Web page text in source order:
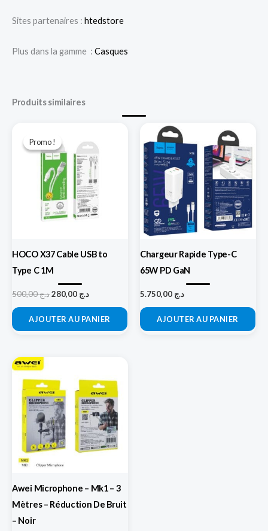
Sites partenaires : htedstore
Plus dans la gamme : Casques
Produits similaires
Promo !
Promo !
HOCO X37 Cable USB to
Type C 1M
د.ج500,00
prix
initial
était :
د.ج 500,00.
د.ج
actuel
est :
AJOUTER AU PANIER
Chargeur Rapide Type-C
65W PD GaN
د.ج
AJOUTER AU PANIER
Awei Microphone – Mk1 – 3
Mètres – Réduction De Bruit
– Noir